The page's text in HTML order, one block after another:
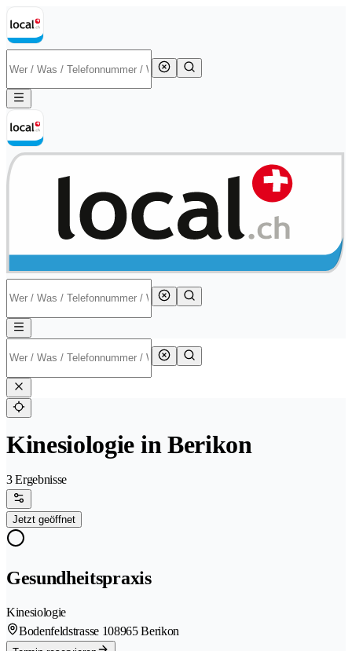
Kinesiologie in Berikon
3 Ergebnisse
Jetzt geöffnet
Gesundheitspraxis
Kinesiologie
Bodenfeldstrasse 108965 Berikon